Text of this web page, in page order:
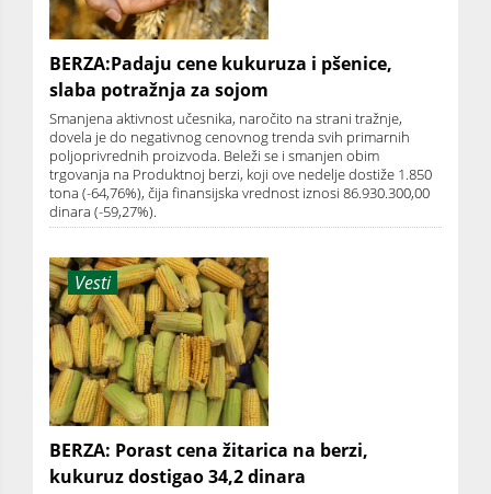
BERZA:Padaju cene kukuruza i pšenice,
slaba potražnja za sojom
Smanjena aktivnost učesnika, naročito na strani tražnje,
dovela je do negativnog cenovnog trenda svih primarnih
poljoprivrednih proizvoda. Beleži se i smanjen obim
trgovanja na Produktnoj berzi, koji ove nedelje dostiže 1.850
tona (-64,76%), čija finansijska vrednost iznosi 86.930.300,00
dinara (-59,27%).
Vesti
BERZA: Porast cena žitarica na berzi,
kukuruz dostigao 34,2 dinara